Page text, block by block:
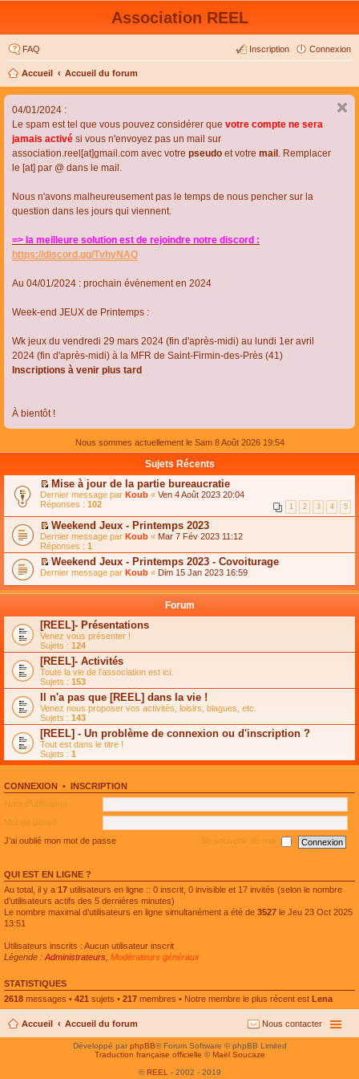
Association REEL
FAQ Connexion
Inscription
Accueil Accueil du forum
04/01/2024 :
Le spam est tel que vous pouvez considérer que votre compte ne sera
jamais activé si vous n'envoyez pas un mail sur
association.reel[at]gmail.com avec votre pseudo et votre mail . Remplacer
le [at] par @ dans le mail.
Nous n'avons malheureusement pas le temps de nous pencher sur la
question dans les jours qui viennent.
=> la meilleure solution est de rejoindre notre discord :
https://discord.gg/TvhyNAQ
Au 04/01/2024 : prochain évènement en 2024
Week-end JEUX de Printemps :
Wk jeux du vendredi 29 mars 2024 (fin d'après-midi) au lundi 1er avril
2024 (fin d'après-midi) à la MFR de Saint-Firmin-des-Près (41)
Inscriptions à venir plus tard
À bientôt !
Nous sommes actuellement le Sam 8 Août 2026 19:54
Sujets Récents
C
o
n
s
u
l
t
e
r
l
e
s
s
a
g
e
n
o
n
l
u
l
e
p
l
u
s
é
c
e
n
t
Mise à jour de la partie bureaucratie
Dernier message par Koub « Ven 4 Août 2023 20:04
Réponses : 102 1 2 3 4 5
C
o
n
s
u
t
l
e
m
e
s
s
a
g
e
n
o
n
l
u
l
e
l
u
s
é
e
Weekend Jeux - Printemps 2023
Dernier message par Koub « Mar 7 Fév 2023 11:12
Réponses : 1
C
n
l
t
e
r
l
e
m
e
s
s
a
g
e
n
o
n
u
l
e
l
s
e
n
t
Weekend Jeux - Printemps 2023 - Covoiturage
Dernier message par Koub « Dim 15 Jan 2023 16:59
Forum
[REEL]- Présentations
Venez vous présenter !
Sujets : 124
[REEL]- Activités
Toute la vie de l'association est ici.
Sujets : 153
Il n'a pas que [REEL] dans la vie !
Venez nous proposer vos activités, loisirs, blagues, etc.
Sujets : 143
[REEL] - Un problème de connexion ou d'inscription ?
Tout est dans le titre !
Sujets : 1
CONNEXION • INSCRIPTION
Nom d’utilisateur :
Mot de passe :
J’ai oublié mon mot de passe
Se souvenir de moi
QUI EST EN LIGNE ?
Au total, il y a 17 utilisateurs en ligne :: 0 inscrit, 0 invisible et 17 invités (selon le nombre
d’utilisateurs actifs des 5 dernières minutes)
Le nombre maximal d’utilisateurs en ligne simultanément a été de 3527 le Jeu 23 Oct 2025
13:51
Utilisateurs inscrits : Aucun utilisateur inscrit
Légende : Administrateurs Modérateurs généraux
STATISTIQUES
2618 messages • 421 sujets • 217 membres • Notre membre le plus récent est Lena
Accueil Accueil du forum Nous contacter
Développé parphpBB® Forum Software © phpBB Limited
Traduction française officielle © Maël Soucaze
© REEL - 2002 - 2019